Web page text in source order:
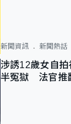
新聞資訊 新聞熱話
涉誘12歲女自
半冤獄 法官推